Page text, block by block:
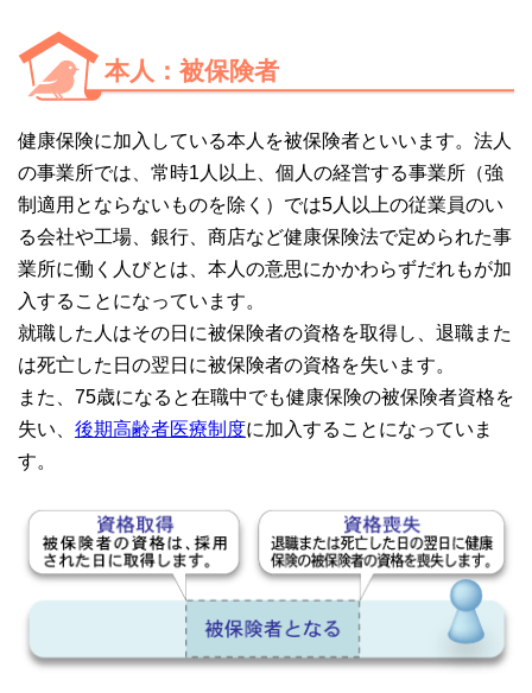
本人：被保険者
健康保険に加入している本人を被保険者といいます。法人
の事業所では、常時1人以上、個人の経営する事業所（強
制適用とならないものを除く）では5人以上の従業員のい
る会社や工場、銀行、商店など健康保険法で定められた事
業所に働く人びとは、本人の意思にかかわらずだれもが加
入することになっています。
就職した人はその日に被保険者の資格を取得し、退職また
は死亡した日の翌日に被保険者の資格を失います。
また、75歳になると在職中でも健康保険の被保険者資格を
失い、 後期高齢者医療制度に加入することになっていま
す。